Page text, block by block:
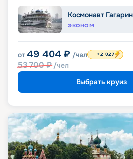
Космонавт Гагарин
ЭКОНОМ
от 49 404 ₽ /чел
53 700₽ /чел
+2 027
Выбрать круиз